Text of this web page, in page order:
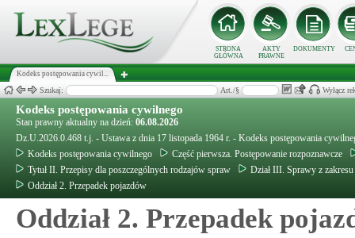
STRONA
GŁÓWNA
AKTY
PRAWNE
DOKUMENTY
Kodeks postępowania cywil...
Szukaj: Art./§ Wyłącz
Kodeks postępowania cywilnego
Stan prawny aktualny na dzień: 06.08.2026
Dz.U.2026.0.468 t.j. - Ustawa z dnia 17 listopada 1964 r. - Kodeks postępowania
Kodeks postępowania cywilnego
Część pierwsza. Postępowanie rozpoznawcze
Tytuł II. Przepisy dla poszczególnych rodzajów spraw
Dział III. Sprawy z
Oddział 2. Przepadek pojazdów
Oddział 2. Przepadek